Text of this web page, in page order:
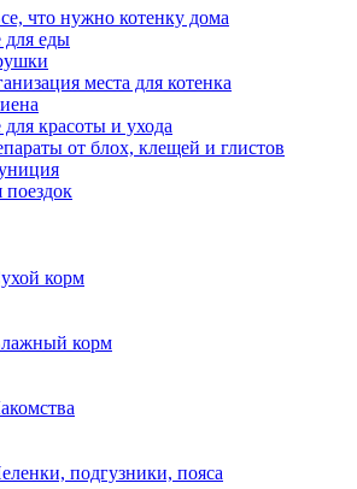
что нужно котенку дома
для еды
места для котенка
для красоты и ухода
от блох, клещей и глистов
поездок
корм
корм
подгузники, пояса